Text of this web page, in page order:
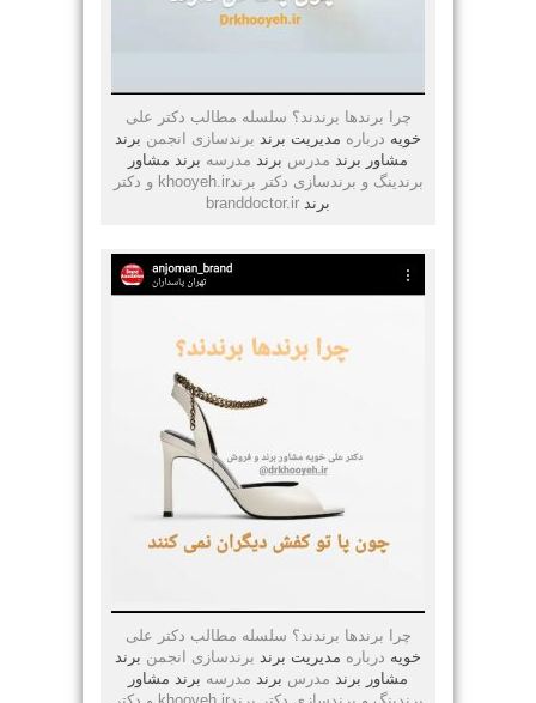
چرا برندها برندند؟ سلسله مطالب دکتر علی
خویه درباره مدیریت برند برندسازی انجمن برند
مشاور برند مدرس برند مدرسه برند مشاور
برندینگ و برندسازی دکتر برندkhooyeh.ir و دکتر
برند
چرا برندها برندند؟ سلسله مطالب دکتر علی
خویه درباره مدیریت برند برندسازی انجمن برند
مشاور برند مدرس برند مدرسه برند مشاور